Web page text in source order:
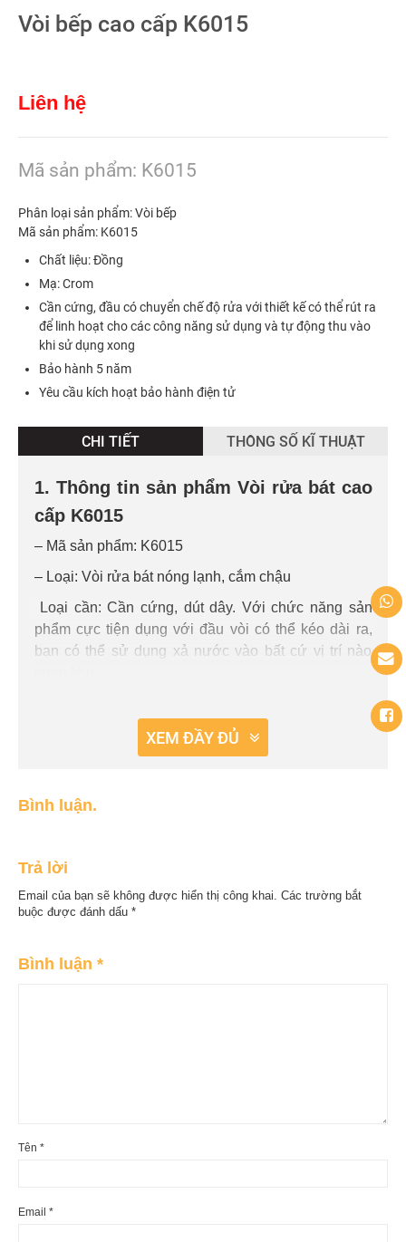
Vòi bếp cao cấp K6015
Liên hệ
Mã sản phẩm: K6015
Phân loại sản phẩm: Vòi bếp
Mã sản phẩm: K6015
Chất liệu: Đồng
Mạ: Crom
Cần cứng, đầu có chuyển chế độ rửa với thiết kế có thể rút ra
để linh hoạt cho các công năng sử dụng và tự động thu vào
khi sử dụng xong
Bảo hành 5 năm
Yêu cầu kích hoạt bảo hành điện tử
CHI TIẾT THÔNG SỐ KĨ THUẬT
1. Thông tin sản phẩm Vòi rửa bát cao
cấp K6015
– Mã sản phẩm: K6015
– Loại: Vòi rửa bát nóng lạnh, cắm chậu
Loại cần: Cần cứng, dút dây. Với chức năng sản
phẩm cực tiện dụng với đầu vòi có thể kéo dài ra,
bạn có thể sử dụng xả nước vào bất cứ vị trí nào
vòi không tiếp cận được. Ngoài ra, cần vòi quay 360
độ, cần cứng giúp tăng độ bền bỉ cho sản phẩm.
– Sản phẩm được bảo hành cực dài với 3 năm bảo
XEM ĐẦY ĐỦ
Bình luận.
Trả lời
Email của bạn sẽ không được hiển thị công khai. Các trường bắt
buộc được đánh dấu *
Bình luận *
Tên *
Email *